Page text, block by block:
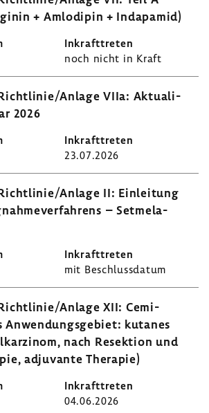
+ Amlo­dipin + Inda­pamid)
noch nicht in Kraft
Anlage VIIa: Aktua­li­
2026
23.07.2026
Anlage II: Einlei­tung
– Setme­la­
mit Beschluss­datum
Anlage XII: Cemi­
Anwen­dungs­ge­biet: kutanes
nach Resek­tion und
adju­vante Therapie)
04.06.2026